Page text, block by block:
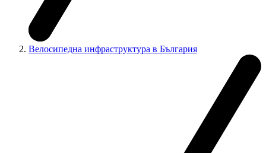
Велосипедна инфраструктура в България